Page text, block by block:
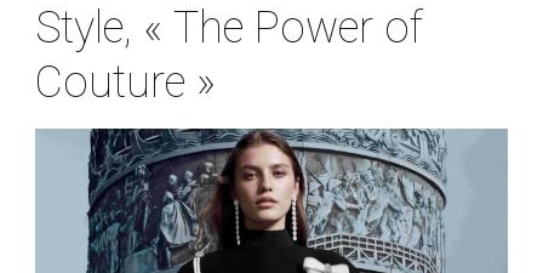
Style, « The Power of
Couture »